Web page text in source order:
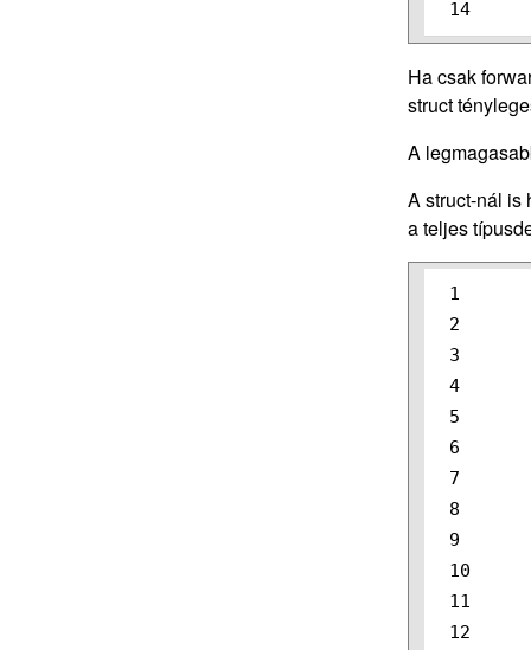
Ha csak
struct
A
A struct-nál
a teljes
1
2
3
4
5
6
7
8
9
10
11
12